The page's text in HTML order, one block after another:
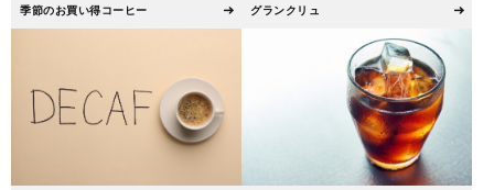
季節のお買い得コーヒー グランクリュ